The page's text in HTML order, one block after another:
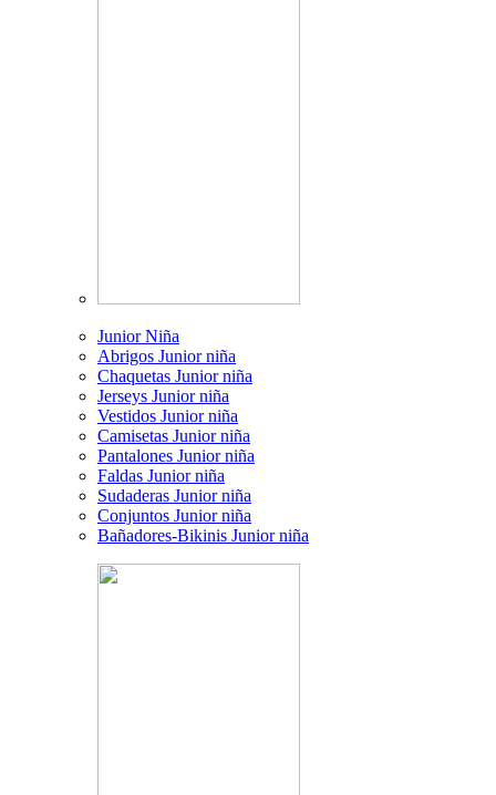
Junior Niña
Abrigos Junior niña
Chaquetas Junior niña
Jerseys Junior niña
Vestidos Junior niña
Camisetas Junior niña
Pantalones Junior niña
Faldas Junior niña
Sudaderas Junior niña
Conjuntos Junior niña
Bañadores-Bikinis Junior niña